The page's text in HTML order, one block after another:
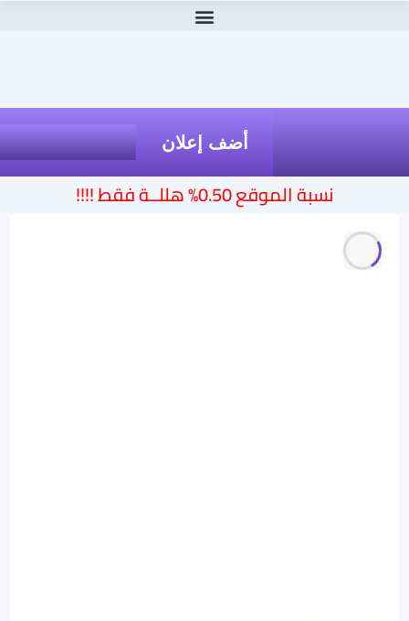
أضف إعلان
نسبة الموقع 0.50% هللــة فقط !!!!